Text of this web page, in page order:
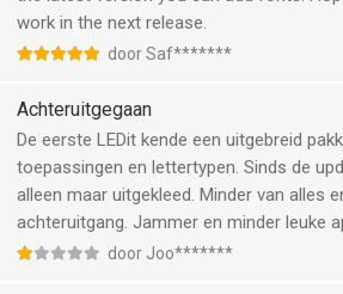
work in the next release.
door Saf*******
Achteruitgegaan
De eerste LEDit kende een uitgebreid
toepassingen en lettertypen. Sinds de
alleen maar uitgekleed. Minder van alles
achteruitgang. Jammer en minder leuke
door Joo*******